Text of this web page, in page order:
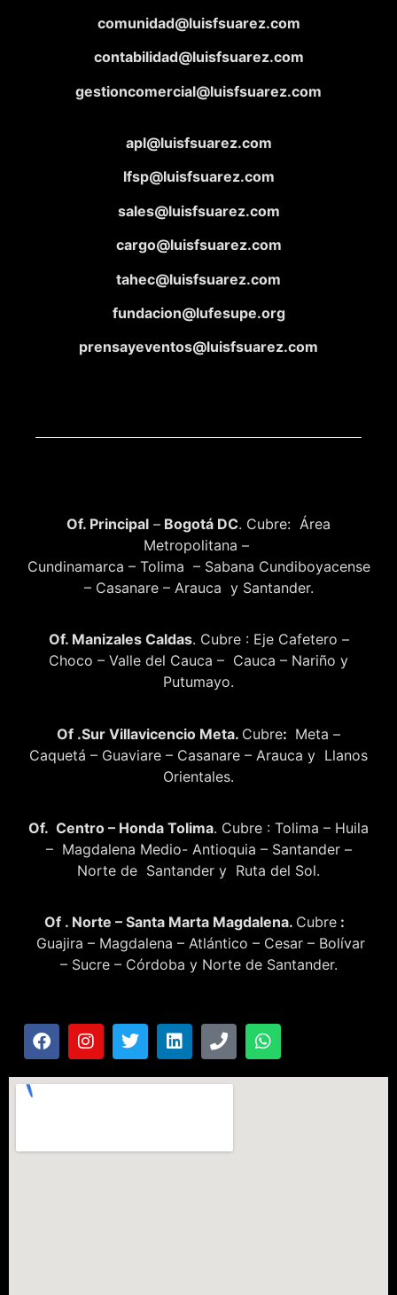
comunidad@luisfsuarez.com
contabilidad@luisfsuarez.com
gestioncomercial@luisfsuarez.com
apl@luisfsuarez.com
lfsp@luisfsuarez.com
sales@luisfsuarez.com
cargo@luisfsuarez.com
tahec@luisfsuarez.com
fundacion@lufesupe.org
prensayeventos@luisfsuarez.com
Of. Principal – Bogotá DC. Cubre: Área
Metropolitana –
Cundinamarca – Tolima – Sabana Cundiboyacense
– Casanare – Arauca y Santander.
Of. Manizales Caldas. Cubre : Eje Cafetero –
Choco – Valle del Cauca – Cauca – Nariño y
Putumayo.
Of .Sur Villavicencio Meta. Cubre: Meta –
Caquetá – Guaviare – Casanare – Arauca y Llanos
Orientales.
Of. Centro – Honda Tolima. Cubre : Tolima – Huila
– Magdalena Medio- Antioquia – Santander –
Norte de Santander y Ruta del Sol.
Of . Norte – Santa Marta Magdalena. Cubre :
Guajira – Magdalena – Atlántico – Cesar – Bolívar
– Sucre – Córdoba y Norte de Santander.